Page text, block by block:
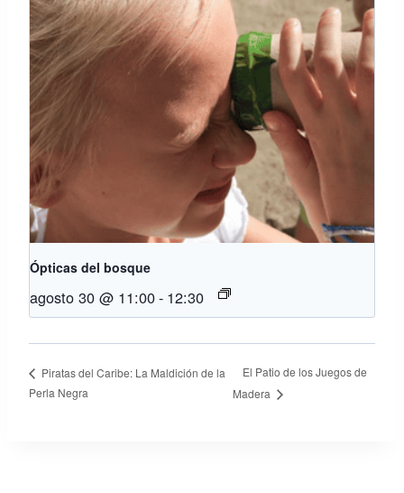
Ópticas del bosque
agosto 30 @ 11:00- 12:30
Piratas del Caribe: La Maldición de la
Perla Negra
El Patio de los Juegos de
Madera